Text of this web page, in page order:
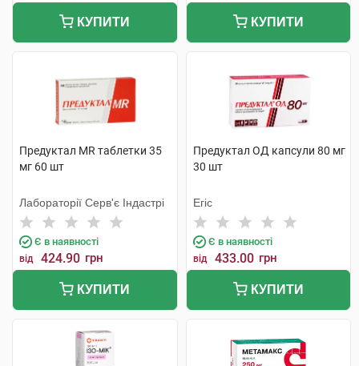
КУПИТИ КУПИТИ
Предуктал MR таблетки 35
мг 60 шт
Лабораторії Серв'є Індастрі
Є в наявності
від 424.90 грн
КУПИТИ
Предуктал ОД капсули 80 мг
30 шт
Егіс
Є в наявності
від 433.00 грн
КУПИТИ